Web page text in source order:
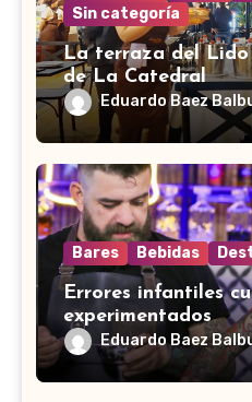
Sin categoría
La terraza del
de La Catedral
Eduardo Baez
Bares Bebidas
Errores infantiles
experimentados
Eduardo Baez